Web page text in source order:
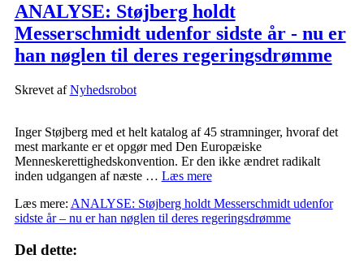
ANALYSE: Støjberg holdt
Messerschmidt udenfor sidste år - nu er
han nøglen til deres regeringsdrømme
Skrevet afNyhedsrobot
Inger Støjberg med et helt katalog af 45 stramninger, hvoraf det
mest markante er et opgør med Den Europæiske
Menneskerettighedskonvention. Er den ikke ændret radikalt
inden udgangen af næste … Læs mere
Læs mere: ANALYSE: Støjberg holdt Messerschmidt udenfor
sidste år – nu er han nøglen til deres regeringsdrømme
Del dette: